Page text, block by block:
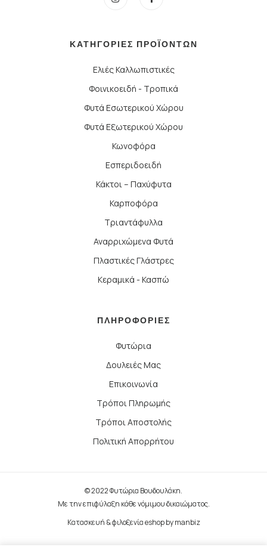
ΚΑΤΗΓΟΡΙΕΣ ΠΡΟΪΟΝΤΩΝ
Ελιές Καλλωπιστικές
Φοινικοειδή - Τροπικά
Φυτά Εσωτερικού Χώρου
Φυτά Εξωτερικού Χώρου
Κωνοφόρα
Εσπεριδοειδή
Κάκτοι – Παχύφυτα
Καρποφόρα
Τριαντάφυλλα
Αναρριχώμενα Φυτά
Πλαστικές Γλάστρες
Κεραμικά - Κασπώ
ΠΛΗΡΟΦΟΡΙΕΣ
Φυτώρια
Δουλειές Μας
Επικοινωνία
Τρόποι Πληρωμής
Τρόποι Αποστολής
Πολιτική Απορρήτου
© 2022 Φυτώρια Βουδουλάκη.
Με την επιφύλαξη κάθε νόμιμου δικαιώματος.
Κατασκευή & φιλοξενία eshop bymanbiz